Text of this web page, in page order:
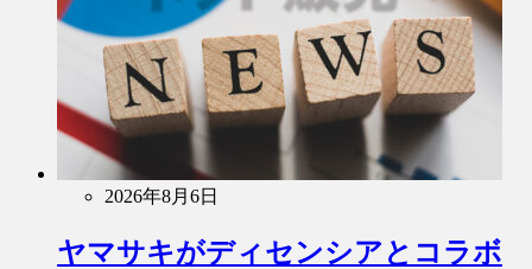
2026年8月6日
ヤマサキがディセンシアとコラボ